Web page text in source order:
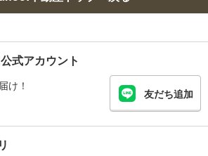
式アカウント
け！
友だち追加